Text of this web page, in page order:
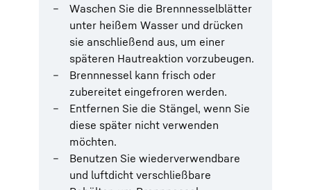
Waschen Sie die Brennnesselblätter
unter heißem Wasser und drücken
sie anschließend aus, um einer
späteren Hautreaktion vorzubeugen.
Brennnessel kann frisch oder
zubereitet eingefroren werden.
Entfernen Sie die Stängel, wenn Sie
diese später nicht verwenden
möchten.
Benutzen Sie wiederverwendbare
und luftdicht verschließbare